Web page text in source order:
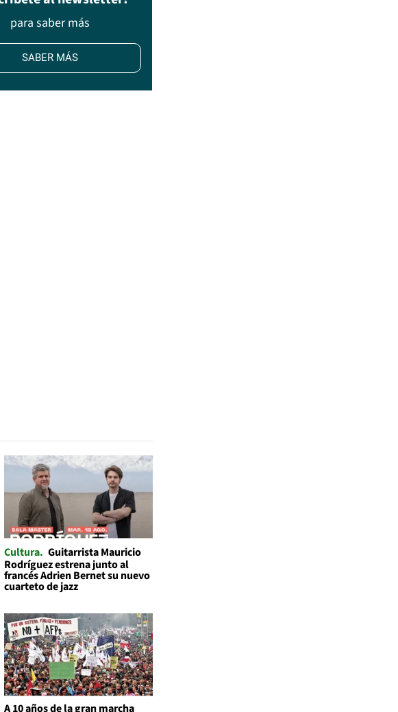
para saber más
SABER MÁS
Cultura Guitarrista Mauricio
Rodríguez estrena junto al
francés Adrien Bernet su nuevo
cuarteto de jazz
A 10 años de la gran marcha